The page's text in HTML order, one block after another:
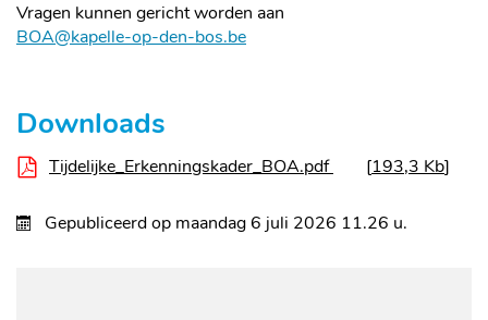
Vragen kunnen gericht worden aan
BOA@kapelle-op-den-bos.be
Downloads
Tijdelijke_Erkenningskader_BOA.pdf 193,3 Kb
Gepubliceerd op maandag 6 juli 2026 11.26 u.